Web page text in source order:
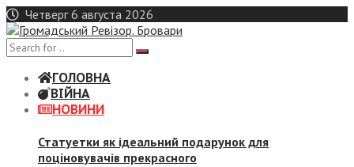
Skip
to
content
Четверг 6 августа 2026
ГОЛОВНА
ВІЙНА
НОВИНИ
Статуетки як ідеальний подарунок для
поціновувачів прекрасного